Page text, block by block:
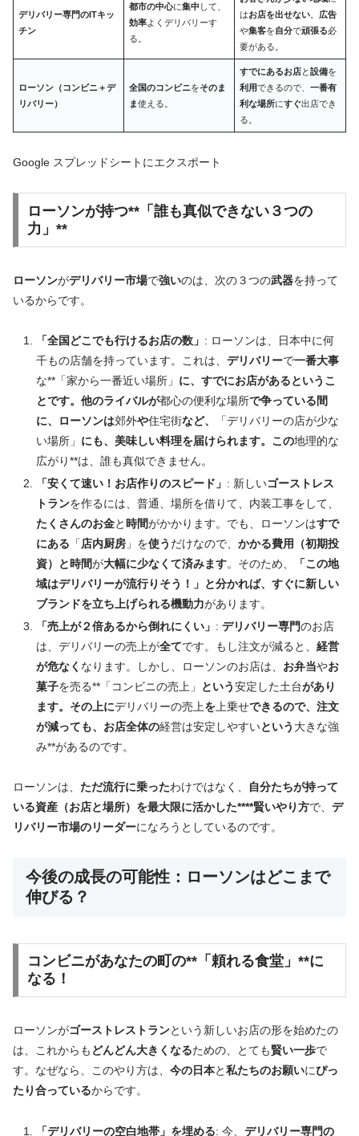
デリバリー専門のITキッ
チン
都市の中心に集中 して、
効率よくデリバリーす
る。
はお店を出せない。
広告
や集客を自分で頑張る必
要がある。
ローソン（コンビニ＋デ
リバリー）
全国のコンビニをそのま
ま使える。
すでにあるお店と設備を
利用できるので、 一番有
利な場所にすぐ出店でき
る。
Google スプレッドシートにエクスポート
ローソンが持つ**「誰も真似できない３つの
力」**
ローソンがデリバリー市場で強いのは、次の３つの武器を持って
いるからです。
「全国どこでも行けるお店の数」 : ローソンは、日本中に何
千もの店舗を持っています。これは、 デリバリーで一番大事
な**「家から一番近い場所」 に、すでにお店があるというこ
とです。他のライバルが都心の便利な場所で争っている間
に、ローソンは郊外や住宅街など、
「デリバリーの店が少な
い場所」 にも、美味しい料理を届けられます。この地理的な
広がり**は、誰も真似できません。
「安くて速い！お店作りのスピード」 : 新しいゴーストレス
トランを作るには、普通、場所を借りて、内装工事をして、
たくさんのお金と 時間がかかります。でも、ローソンはすで
にある 「 店内厨房」を使う だけなので、 かかる費用（初期投
資）と時間が大幅に少なくて済みます。そのため、
「この地
域はデリバリーが流行りそう！」と分かれば、すぐに新しい
ブランドを立ち上げられる機動力があります。
「売上が２倍あるから倒れにくい」 : デリバリー専門のお店
は、デリバリーの売上が全てです。もし注文が減ると、 経営
が危なく なります。しかし、ローソンのお店は、 お弁当やお
菓子を売る**「コンビニの売上」 という安定した土台があり
ます。その上にデリバリーの売上を上乗せできるので、注文
が減っても、お店全体の経営は安定しやすいという 大きな強
み**があるのです。
ローソンは、 ただ流行に乗ったわけではなく、
自分たちが持って
いる資産（お店と場所）を最大限に活かした****賢いやり方で、 デ
リバリー市場のリーダーになろうとしているのです。
今後の成長の可能性：ローソンはどこまで
伸びる？
コンビニがあなたの町の**「頼れる食堂」**に
なる！
ローソンがゴーストレストランという新しいお店の形を始めたの
は、これからも どんどん大きくなるための、とても賢い一歩で
す。なぜなら、このやり方は、 今の日本と私たちのお願いにぴっ
たり合っているからです。
「デリバリーの空白地帯」を埋める: 今、 デリバリー専門の